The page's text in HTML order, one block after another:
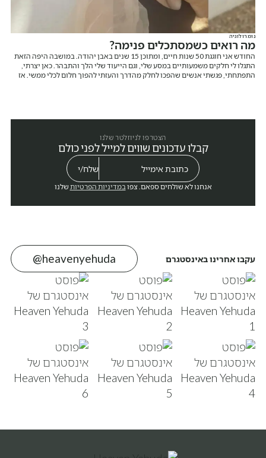
נומרולוגיה
מה רואים כשמסתכלים פנימה?
החודש אני חוגגת 50 שנות חיים, ומתוכן 15 שנים באבן יהודה. במושבה היפה הזאת
התגלו לי חלקים משמעותיים במסע שלי, וגם הייעוד שלי הלך והתבהר. כאן יצרתי,
התפתחתי, פגשתי אנשים שהפכו לחלק מהדרך והעזתי להפוך חלום לכלי ממשי. אז
הצטרפו לניוזלטר שלנו
קבלו עדכונים שווים למייל לפני כולם
אנחנו לא שולחים ספאם. צפובמדיניות הפרטיות שלנו
עקבו אחרינו באינסטגרם @heavenyehuda